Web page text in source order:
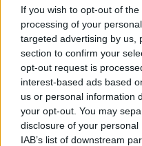
If you wish to opt-out of
processing of your
targeted advertising by us,
section to confirm your
opt-out request is
interest-based ads based
us or personal information
your opt-out. You may
disclosure of your
IAB’s list of downstream
LEGNANO
Legnano punta
ministeriale
postazioni di